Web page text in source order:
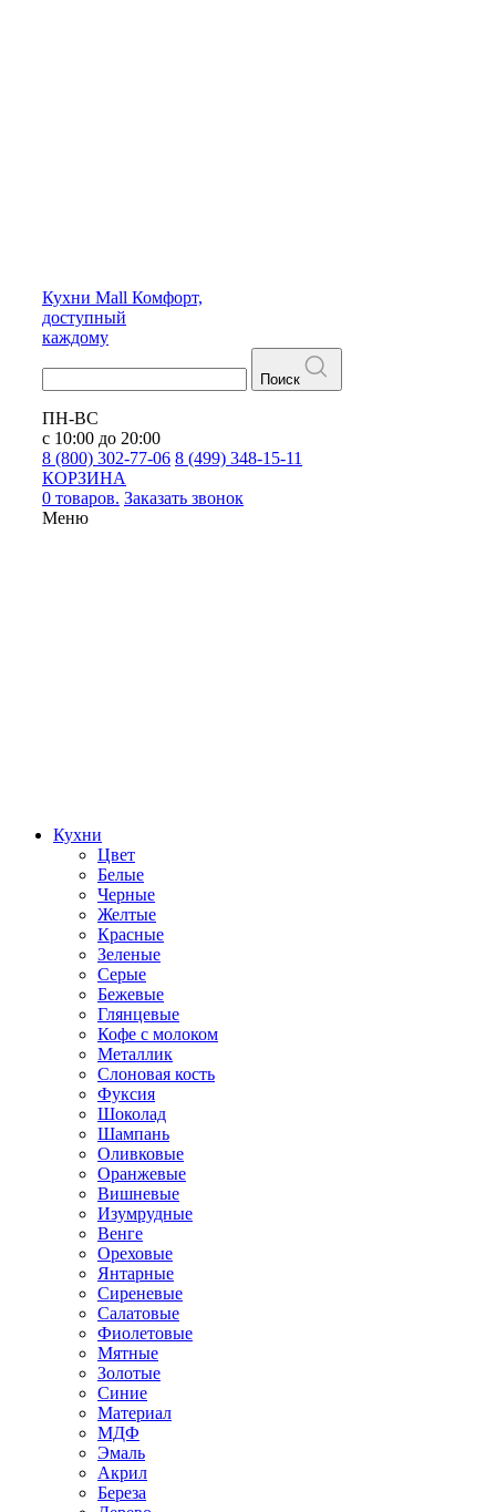
Кухни Mall Комфорт,
доступный
каждому
Поиск
ПН-ВС
с 10:00 до 20:00
8 (800) 302-77-06 8 (499) 348-15-11
КОРЗИНА
0 товаров. Заказать звонок
Меню
Кухни
Цвет
Белые
Черные
Желтые
Красные
Зеленые
Серые
Бежевые
Глянцевые
Кофе с молоком
Металлик
Слоновая кость
Фуксия
Шоколад
Шампань
Оливковые
Оранжевые
Вишневые
Изумрудные
Венге
Ореховые
Янтарные
Сиреневые
Салатовые
Фиолетовые
Мятные
Золотые
Синие
Материал
МДФ
Эмаль
Акрил
Береза